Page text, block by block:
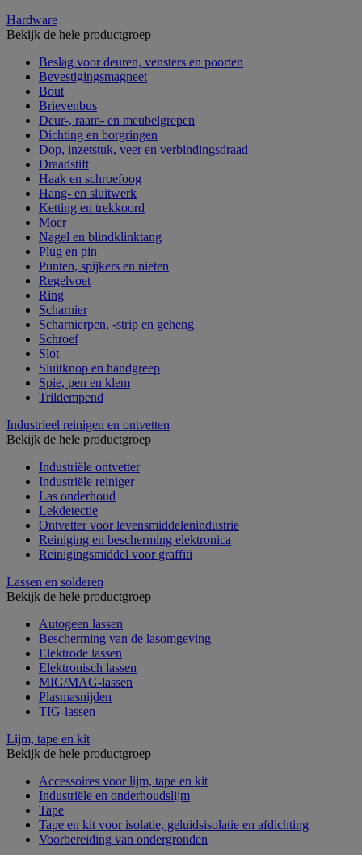
Hardware
Bekijk de hele productgroep
Beslag voor deuren, vensters en poorten
Bevestigingsmagneet
Bout
Brievenbus
Deur-, raam- en meubelgrepen
Dichting en borgringen
Dop, inzetstuk, veer en verbindingsdraad
Draadstift
Haak en schroefoog
Hang- en sluitwerk
Ketting en trekkoord
Moer
Nagel en blindklinktang
Plug en pin
Punten, spijkers en nieten
Regelvoet
Ring
Scharnier
Scharnierpen, -strip en geheng
Schroef
Slot
Sluitknop en handgreep
Spie, pen en klem
Trildempend
Industrieel reinigen en ontvetten
Bekijk de hele productgroep
Industriële ontvetter
Industriële reiniger
Las onderhoud
Lekdetectie
Ontvetter voor levensmiddelenindustrie
Reiniging en bescherming elektronica
Reinigingsmiddel voor graffiti
Lassen en solderen
Bekijk de hele productgroep
Autogeen lassen
Bescherming van de lasomgeving
Elektrode lassen
Elektronisch lassen
MIG/MAG-lassen
Plasmasnijden
TIG-lassen
Lijm, tape en kit
Bekijk de hele productgroep
Accessoires voor lijm, tape en kit
Industriële en onderhoudslijm
Tape
Tape en kit voor isolatie, geluidsisolatie en afdichting
Voorbereiding van ondergronden